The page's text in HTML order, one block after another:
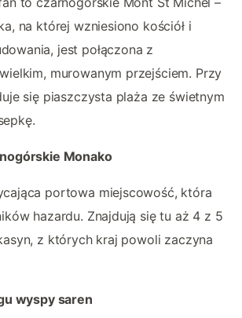
na której wzniesiono kościół i
jest połączona z
murowanym przejściem. Przy
się piaszczysta plaża ze świetnym
Monako
portowa miejscowość, która
hazardu. Znajdują się tu aż 4 z 5
z których kraj powoli zaczyna
wyspy saren